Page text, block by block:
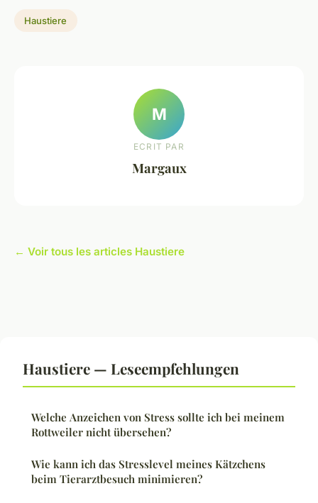
Haustiere
M
ECRIT PAR
Margaux
← Voir tous les articles Haustiere
Haustiere — Leseempfehlungen
Welche Anzeichen von Stress sollte ich bei meinem
Rottweiler nicht übersehen?
Wie kann ich das Stresslevel meines Kätzchens
beim Tierarztbesuch minimieren?